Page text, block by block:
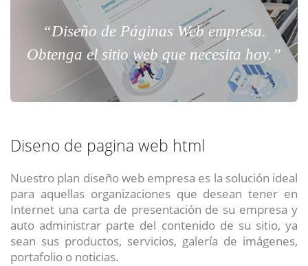
“Diseño de Páginas Web empresa.
Obtenga el sitio web que necesita hoy.”
Diseno de pagina web html
Nuestro plan diseño web empresa es la solución ideal
para aquellas organizaciones que desean tener en
Internet una carta de presentación de su empresa y
auto administrar parte del contenido de su sitio, ya
sean sus productos, servicios, galería de imágenes,
portafolio o noticias.